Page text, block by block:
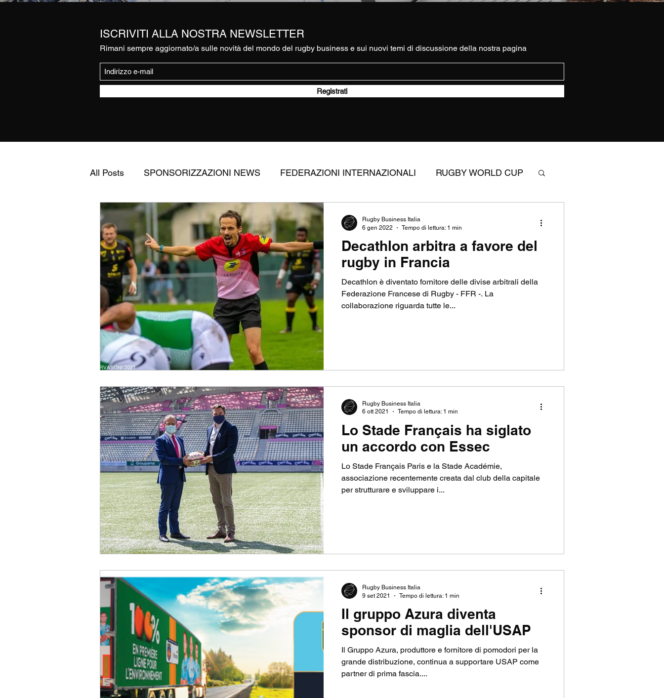
ISCRIVITI ALLA NOSTRA NEWSLETTER
Rimani sempre aggiornato/a sulle novità del mondo del rugby business e sui nuovi temi di discussione della nostra pagina
Registrati
All Posts SPONSORIZZAZIONI NEWS FEDERAZIONI INTERNAZIONALI RUGBY WORLD CUP
FEDERAZIONE ITALIANA RUGBY APPROFONDIMENTI
UNITED RUGBY CHAMPIONSHIP TOP14 SEVENS CHAMPIONS CUP
CHALLENGE CUP PREMIERSHIP RUGBY RUGBY BUSINESS
Decathlon arbitra a favore del
rugby in Francia
Decathlon è diventato fornitore delle divise arbitrali della
Federazione Francese di Rugby - FFR -. La
collaborazione riguarda tutte le...
Rugby Business Italia
6 gen 2022
Tempo di lettura: 1 min
Lo Stade Français ha siglato
un accordo con Essec
Lo Stade Français Paris e la Stade Académie,
associazione recentemente creata dal club della capitale
per strutturare e sviluppare i...
Rugby Business Italia
6 ott 2021
Tempo di lettura: 1 min
Il gruppo Azura diventa
sponsor di maglia dell'USAP
Il Gruppo Azura, produttore e fornitore di pomodori per la
grande distribuzione, continua a supportare USAP come
partner di prima fascia....
Rugby Business Italia
9 set 2021
Tempo di lettura: 1 min